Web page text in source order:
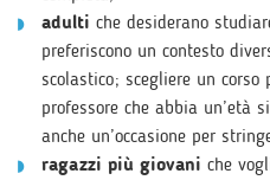
adulti che desiderano
preferiscono un contesto
scolastico; scegliere un
professore che abbia un’età
anche un’occasione per
ragazzi più giovani che